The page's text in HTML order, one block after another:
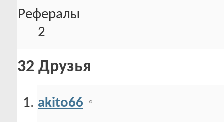
Рефералы
2
32 Друзья
akito66